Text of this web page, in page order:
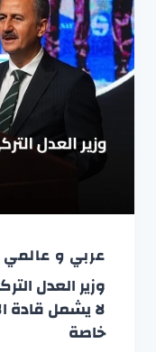
عربي و عالمي
وزير العدل
لا يشمل قادة
خاصة